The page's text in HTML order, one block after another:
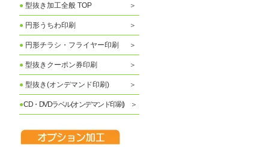
● 型抜き加工全般 TOP
● 円形うちわ印刷
● 円形チラシ・フライヤー印刷
● 型抜きクーポン券印刷
● 型抜き(オンデマンド印刷)
●CD・DVDラベル(オンデマンド印刷)